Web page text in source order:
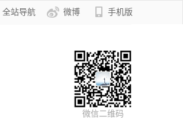
全站导航 微博 手机版
微信二维码